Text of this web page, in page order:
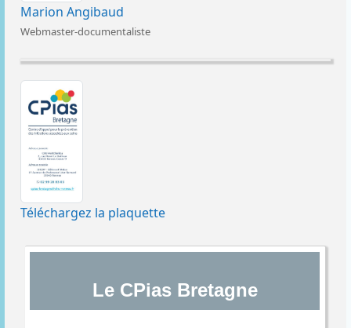
Marion Angibaud
Webmaster-documentaliste
Téléchargez la plaquette
Le CPias Bretagne